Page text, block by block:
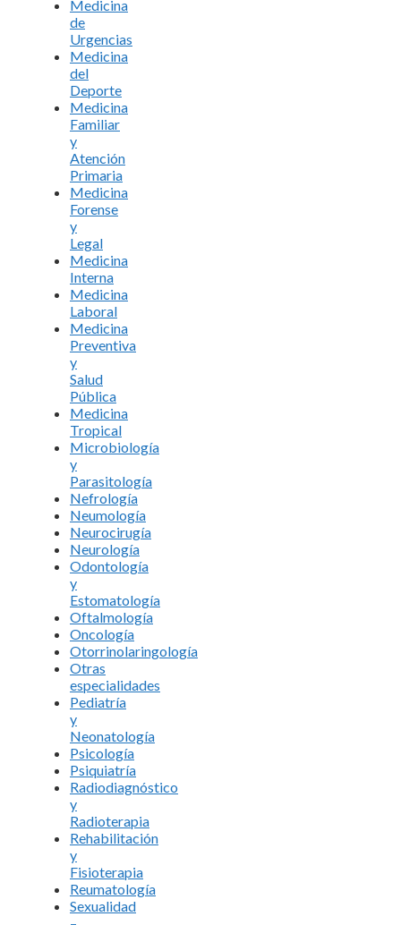
Medicina
de
Urgencias
Medicina
del
Deporte
Medicina
Familiar
y
Atención
Primaria
Medicina
Forense
y
Legal
Medicina
Interna
Medicina
Laboral
Medicina
Preventiva
y
Salud
Pública
Medicina
Tropical
Microbiología
y
Parasitología
Nefrología
Neumología
Neurocirugía
Neurología
Odontología
y
Estomatología
Oftalmología
Oncología
Otorrinolaringología
Otras
especialidades
Pediatría
y
Neonatología
Psicología
Psiquiatría
Radiodiagnóstico
y
Radioterapia
Rehabilitación
y
Fisioterapia
Reumatología
Sexualidad